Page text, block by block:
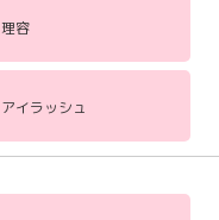
理容
アイラッシュ